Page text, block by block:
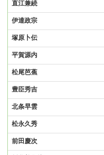
直江兼続
伊達政宗
塚原卜伝
平賀源内
松尾芭蕉
豊臣秀吉
北条早雲
松永久秀
前田慶次